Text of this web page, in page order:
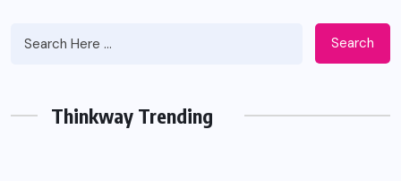
Search
Thinkway Trending